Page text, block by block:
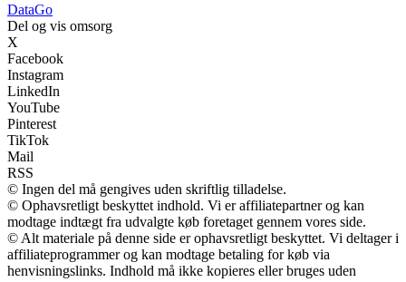
DataGo
Del og vis omsorg
X
Facebook
Instagram
LinkedIn
YouTube
Pinterest
TikTok
Mail
RSS
© Ingen del må gengives uden skriftlig tilladelse.
© Ophavsretligt beskyttet indhold. Vi er affiliatepartner og kan
modtage indtægt fra udvalgte køb foretaget gennem vores side.
© Alt materiale på denne side er ophavsretligt beskyttet. Vi deltager i
affiliateprogrammer og kan modtage betaling for køb via
henvisningslinks. Indhold må ikke kopieres eller bruges uden